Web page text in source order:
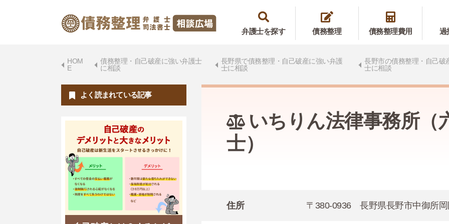
弁護士を探す 債務整理 債務整理費用 過
HOM
E
債務整理・自己破産に強い弁護士
に相談
長野県で債務整理・自己破産に強い弁護
士に相談
長野市の債務整理・自己破
士に相談
いちりん法律事務所（
士）
住所 〒380-0936 長野県長野市中御所岡
よく読まれている記事